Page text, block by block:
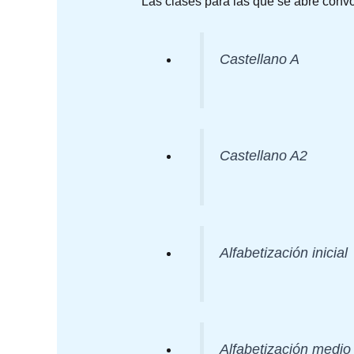
Castellano A
Castellano A2
Alfabetización inicial
Alfabetización medio